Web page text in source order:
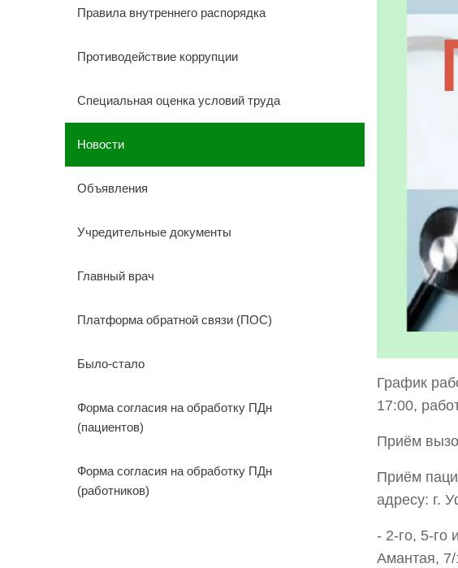
Правила внутреннего распорядка
Противодействие коррупции
Специальная оценка условий труда
Новости
Объявления
Учредительные документы
Главный врач
Платформа обратной связи (ПОС)
Было-стало
Форма согласия на обработку ПДн
(пациентов)
Форма согласия на обработку ПДн
(работников)
График
17:00,
Приём
Приём
адресу: г.
- 2-го, 5-го
Амантая, 7/